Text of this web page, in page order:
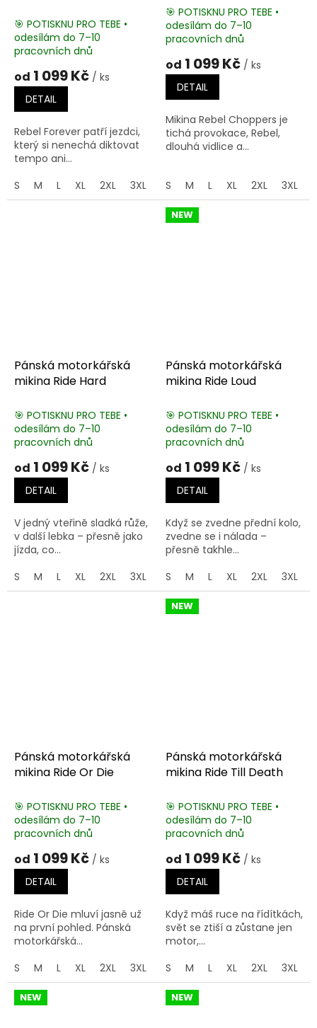
🎯 POTISKNU PRO TEBE •
odesílám do 7–10
pracovních dnů
od 1 099 Kč / ks
DETAIL
Rebel Forever patří jezdci,
který si nenechá diktovat
tempo ani...
S
M L XL 2XL 3XL 4XL 5XL
Průměrné
hodnocení
je
5,0
hvězdiček.
🎯 POTISKNU PRO TEBE •
odesílám do 7–10
pracovních dnů
od 1 099 Kč / ks
DETAIL
Mikina Rebel Choppers je
tichá provokace, Rebel,
dlouhá vidlice a...
S M L XL 2XL 3XL
Pánská motorkářská
mikina Ride Hard
🎯 POTISKNU PRO TEBE •
odesílám do 7–10
pracovních dnů
od 1 099 Kč / ks
DETAIL
V jedný vteřině sladká růže,
v další lebka – přesně jako
jízda, co...
S
M L XL 2XL 3XL 4XL 5XL
NEW
Pánská motorkářská
mikina Ride Loud
🎯 POTISKNU PRO TEBE •
odesílám do 7–10
pracovních dnů
od 1 099 Kč / ks
DETAIL
Když se zvedne přední kolo,
zvedne se i nálada –
přesně takhle...
S
M L XL 2XL 3XL
Pánská motorkářská
mikina Ride Or Die
🎯 POTISKNU PRO TEBE •
odesílám do 7–10
pracovních dnů
od 1 099 Kč / ks
DETAIL
Ride Or Die mluví jasně už
na první pohled. Pánská
motorkářská...
S
M L XL 2XL 3XL 4XL 5XL
NEW
Pánská motorkářská
mikina Ride Till Death
🎯 POTISKNU PRO TEBE •
odesílám do 7–10
pracovních dnů
od 1 099 Kč / ks
DETAIL
Když máš ruce na řídítkách,
svět se ztiší a zůstane jen
motor,...
S
M L XL 2XL 3XL
NEW NEW